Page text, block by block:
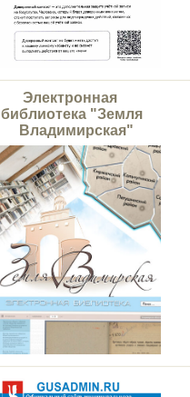
Электронная
библиотека "Земля
Владимирская"